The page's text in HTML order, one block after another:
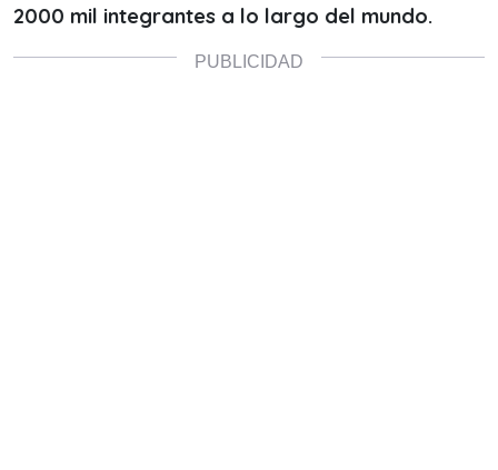
2000 mil integrantes a lo largo del mundo.